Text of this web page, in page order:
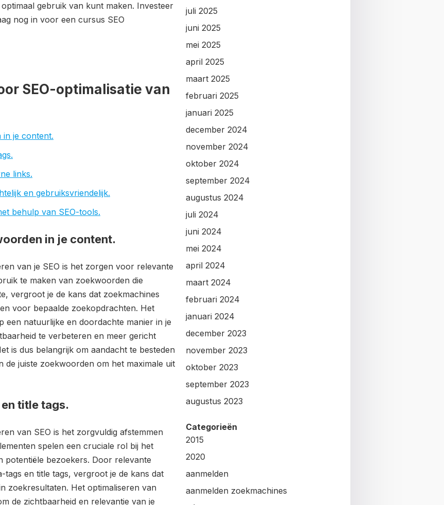
gebruik van kunt maken. Investeer
nog in voor een cursus SEO
SEO-optimalisatie van
je content.
links.
en gebruiksvriendelijk.
behulp van SEO-tools.
in je content.
van je SEO is het zorgen voor relevante
te maken van zoekwoorden die
vergroot je de kans dat zoekmachines
voor bepaalde zoekopdrachten. Het
natuurlijke en doordachte manier in je
te verbeteren en meer gericht
is dus belangrijk om aandacht te besteden
de juiste zoekwoorden om het maximale uit
title tags.
van SEO is het zorgvuldig afstemmen
spelen een cruciale rol bij het
potentiële bezoekers. Door relevante
en title tags, vergroot je de kans dat
zoekresultaten. Het optimaliseren van
de zichtbaarheid en relevantie van je
juli 2025
juni 2025
mei 2025
april 2025
maart 2025
februari 2025
januari 2025
december 2024
november 2024
oktober 2024
september 2024
augustus 2024
juli 2024
juni 2024
mei 2024
april 2024
maart 2024
februari 2024
januari 2024
december 2023
november 2023
oktober 2023
september 2023
augustus 2023
Categorieën
2015
2020
aanmelden
aanmelden zoekmachines